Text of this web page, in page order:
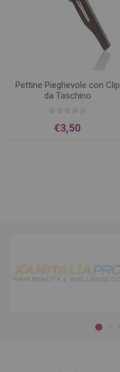
Pettine Pieghevole con Clip
da Taschino
€3,50